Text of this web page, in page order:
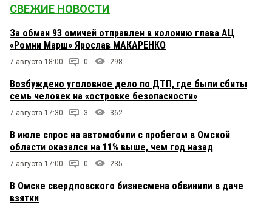
СВЕЖИЕ НОВОСТИ
За обман 93 омичей отправлен в колонию глава АЦ
«Ромни Марш» Ярослав МАКАРЕНКО
7 августа 18:00 0 298
Возбуждено уголовное дело по ДТП, где были сбиты
семь человек на «островке безопасности»
7 августа 17:30 3 362
В июле спрос на автомобили с пробегом в Омской
области оказался на 11% выше, чем год назад
7 августа 17:00 0 235
В Омске свердловского бизнесмена обвинили в даче
взятки